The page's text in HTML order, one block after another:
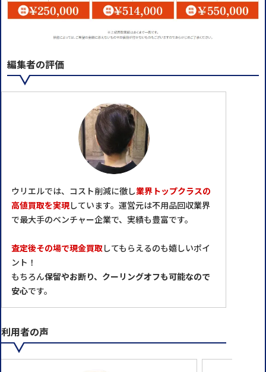
編集者の評価
ウリエルでは、コスト削減に徹し業界トップクラスの
高値買取を実現しています。運営元は不用品回収業界
で最大手のベンチャー企業で、実績も豊富です。
査定後その場で現金買取してもらえるのも嬉しいポイ
ント！
もちろん保留やお断り、クーリングオフも可能なので
安心です。
利用者の声